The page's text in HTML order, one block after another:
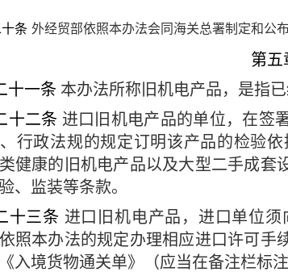
条 外经贸部依照本办法会同海关总署制定和公
第五
十一条 本办法所称旧机电产品，是指
十二条 进口旧机电产品的单位，在签
行政法规的规定订明该产品的检验
健康的旧机电产品以及大型二手成套
、监装等条款。
十三条 进口旧机电产品，进口单位
照本办法的规定办理相应进口许可手
入境货物通关单》（应当在备注栏标